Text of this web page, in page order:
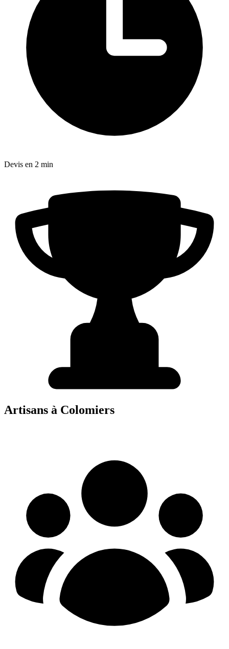
Devis en 2 min
Artisans à Colomiers